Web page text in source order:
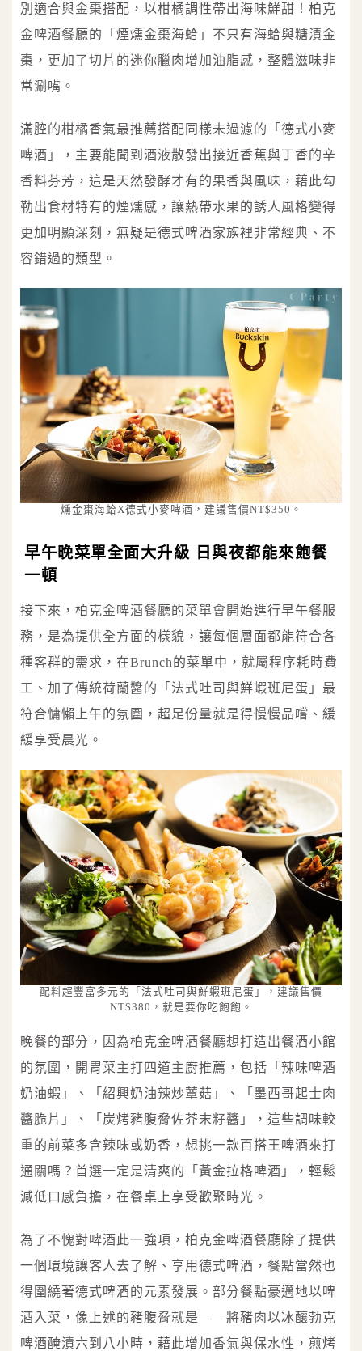
別適合與金棗搭配，以柑橘調性帶出海味鮮甜！柏克
金啤酒餐廳的「煙燻金棗海蛤」不只有海蛤與糖漬金
棗，更加了切片的迷你臘肉增加油脂感，整體滋味非
常涮嘴。
滿腔的柑橘香氣最推薦搭配同樣未過濾的「德式小麥
啤酒」，主要能聞到酒液散發出接近香蕉與丁香的辛
香料芬芳，這是天然發酵才有的果香與風味，藉此勾
勒出食材特有的煙燻感，讓熱帶水果的誘人風格變得
更加明顯深刻，無疑是德式啤酒家族裡非常經典、不
容錯過的類型。
燻金棗海蛤X德式小麥啤酒，建議售價NT$350。
早午晚菜單全面大升級 日與夜都能來飽餐
一頓
接下來，柏克金啤酒餐廳的菜單會開始進行早午餐服
務，是為提供全方面的樣貌，讓每個層面都能符合各
種客群的需求，在Brunch的菜單中，就屬程序耗時費
工、加了傳統荷蘭醬的「法式吐司與鮮蝦班尼蛋」最
符合慵懶上午的氛圍，超足份量就是得慢慢品嚐、緩
緩享受晨光。
配料超豐富多元的「法式吐司與鮮蝦班尼蛋」，建議售價
NT$380，就是要你吃飽飽。
晚餐的部分，因為柏克金啤酒餐廳想打造出餐酒小館
的氛圍，開胃菜主打四道主廚推薦，包括「辣味啤酒
奶油蝦」、「紹興奶油辣炒蕈菇」、「墨西哥起士肉
醬脆片」、「炭烤豬腹脅佐芥末籽醬」，這些調味較
重的前菜多含辣味或奶香，想挑一款百搭王啤酒來打
通關嗎？首選一定是清爽的「黃金拉格啤酒」，輕鬆
減低口感負擔，在餐桌上享受歡聚時光。
為了不愧對啤酒此一強項，柏克金啤酒餐廳除了提供
一個環境讓客人去了解、享用德式啤酒，餐點當然也
得圍繞著德式啤酒的元素發展。部分餐點豪邁地以啤
酒入菜，像上述的豬腹脅就是——將豬肉以冰釀勃克
啤酒醃漬六到八小時，藉此增加香氣與保水性，煎烤